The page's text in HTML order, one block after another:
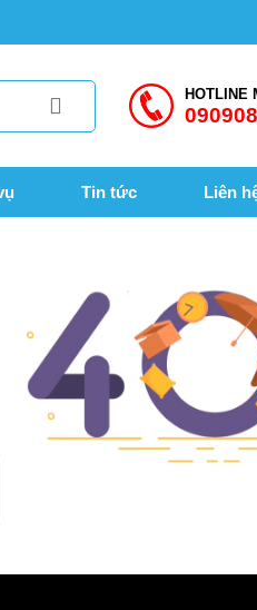
HOTLINE
Tin tức Liên